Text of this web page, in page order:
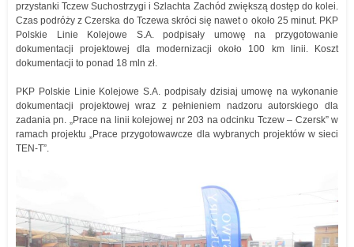
przystanki Tczew Suchostrzygi i Szlachta Zachód zwiększą dostęp do kolei.
Czas podróży z Czerska do Tczewa skróci się nawet o około 25 minut. PKP
Polskie Linie Kolejowe S.A. podpisały umowę na przygotowanie
dokumentacji projektowej dla modernizacji około 100 km linii. Koszt
dokumentacji to ponad 18 mln zł.
PKP Polskie Linie Kolejowe S.A. podpisały dzisiaj umowę na wykonanie
dokumentacji projektowej wraz z pełnieniem nadzoru autorskiego dla
zadania pn. „Prace na linii kolejowej nr 203 na odcinku Tczew – Czersk” w
ramach projektu „Prace przygotowawcze dla wybranych projektów w sieci
TEN-T”.